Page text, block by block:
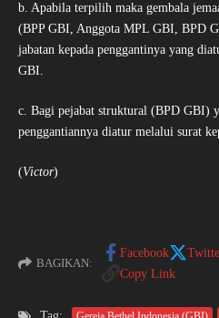
b. Apabila terpilih maka gembala
(BPP GBI, Anggota MPL GBI, BPD
jabatan kepada penggantinya yang
GBI.
c. Bagi pejabat struktural (BPD GBI)
penggantiannya diatur melalui surat
(Victor)
BAGIKAN:
Facebook
Copy Link